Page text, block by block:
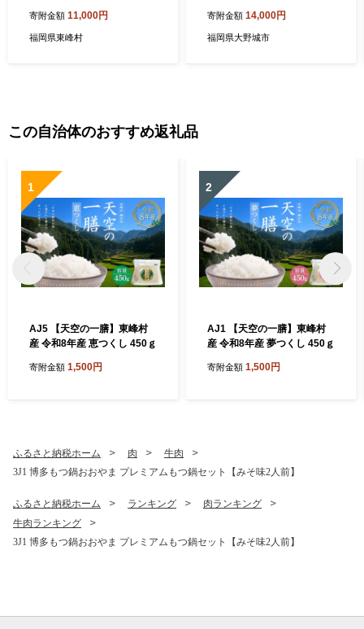
寄附金額 11,000円
福岡県東峰村
寄附金額 14,000円
福岡県大野城市
この自治体のおすすめ返礼品
1
AJ5 【天空の一膳】東峰村
産 令和8年産 恵つくし 450ｇ
寄附金額 1,500円
2
AJ1 【天空の一膳】東峰村
産 令和8年産 夢つくし 450ｇ
寄附金額 1,500円
ふるさと納税ホーム 肉
牛肉
3J1 博多もつ鍋おおやま プレミアムもつ鍋セット【みそ味2人前】
ふるさと納税ホーム ランキング
肉ランキング
牛肉ランキング
3J1 博多もつ鍋おおやま プレミアムもつ鍋セット【みそ味2人前】